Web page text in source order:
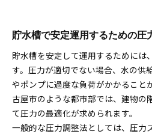
貯水槽で安定運用するための圧
貯水槽を安定して運用するためには
す。圧力が適切でない場合、水の供
やポンプに過度な負荷がかかること
古屋市のような都市部では、建物の
て圧力の最適化が求められます。
一般的な圧力調整法としては、圧力